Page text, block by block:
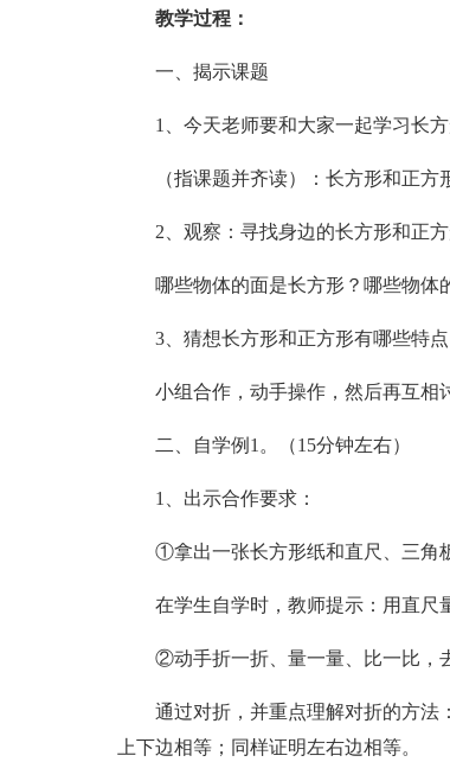
教学过程：
一、揭示课题
1、今天老师要和大家一起学习长方
（指课题并齐读）：长方形和正方
2、观察：寻找身边的长方形和正方
哪些物体的面是长方形？哪些物体
3、猜想长方形和正方形有哪些特点
小组合作，动手操作，然后再互相
二、自学例1。（15分钟左右）
1、出示合作要求：
①拿出一张长方形纸和直尺、三角
在学生自学时，教师提示：用直尺
②动手折一折、量一量、比一比，
通过对折，并重点理解对折的方法
上下边相等；同样证明左右边相等。